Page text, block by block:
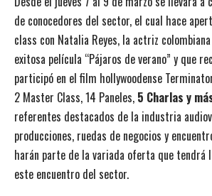
de conocedores del sector, el cual hace
class con Natalia Reyes, la actriz
exitosa película “Pájaros de verano” y que
participó en el film hollywoodense
2 Master Class, 14 Paneles, 5 Charlas y
referentes destacados de la industria
producciones, ruedas de negocios y
harán parte de la variada oferta que tendrá
este encuentro del sector.